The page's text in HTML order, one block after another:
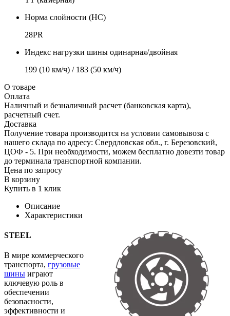
Норма слойности (НС)
28PR
Индекс нагрузки шины одинарная/двойная
199 (10 км/ч) / 183 (50 км/ч)
О товаре
Оплата
Наличный и безналичный расчет (банковская карта),
расчетный счет.
Доставка
Получение товара производится на условии самовывоза с
нашего склада по адресу: Свердловская обл., г. Березовский,
ЦОФ - 5. При необходимости, можем бесплатно довезти товар
до терминала транспортной компании.
Цена по запросу
В корзину
Купить в 1 клик
Описание
Характеристики
STEEL
В мире коммерческого
транспорта, грузовые
шины играют
ключевую роль в
обеспечении
безопасности,
эффективности и